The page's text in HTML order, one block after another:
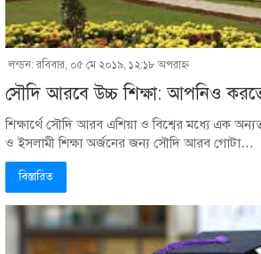
লন্ডন: রবিবার, ০৫ মে ২০১৯, ১২:১৮ অপরাহ্ণ
সৌদি আরবে উচ্চ শিক্ষা: আপনিও
শিক্ষার্থে সৌদি আরব এশিয়া ও বিশ্বের মধ্যে এক
ও ইসলামী শিক্ষা অর্জনের জন্য সৌদি আরব গোটা…
বিস্তারিত